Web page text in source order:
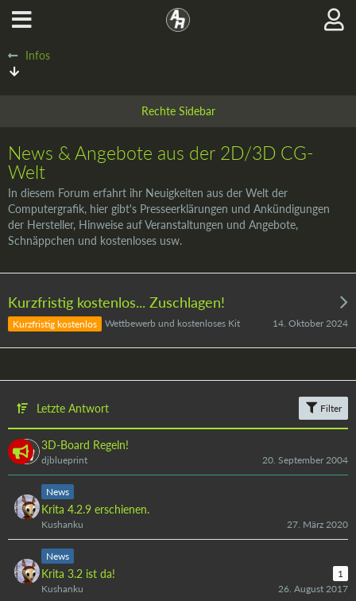
Infos
News & Angebote aus der 2D/3D CG-
Welt
In diesem Forum erfahrt ihr Neuigkeiten aus der Welt der
Computergrafik, hier gibt's Presseerklärungen und Ankündigungen
der Hersteller, Hinweise auf Veranstaltungen und Angebote,
Schnäppchen und kostenloses usw.
Kurzfristig kostenlos... Zuschlagen!
Kurzfristig kostenlos Wettbewerb und kostenloses Kit 14. Oktober 2024
Letzte Antwort Filter
3D-Board Regeln!
djblueprint 20. September 2004
News
Krita 4.2.9 erschienen.
Kushanku 27. März 2020
News
Krita 3.2 ist da!
1
Kushanku
26. August 2017